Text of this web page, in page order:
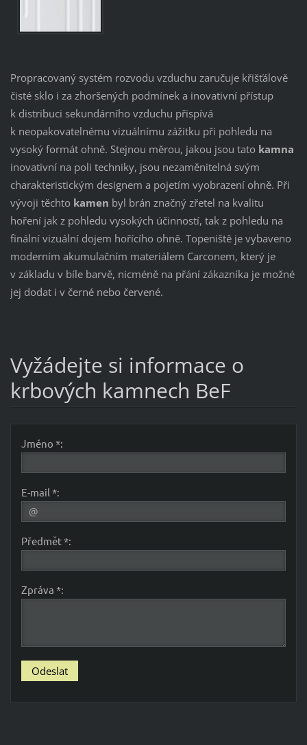
Propracovaný systém rozvodu vzduchu zaručuje křišťálově
čisté sklo i za zhoršených podmínek a inovativní přístup
k distribuci sekundárního vzduchu přispívá
k neopakovatelnému vizuálnímu zážitku při pohledu na
vysoký formát ohně. Stejnou měrou, jakou jsou tato kamna
inovativní na poli techniky, jsou nezaměnitelná svým
charakteristickým designem a pojetím vyobrazení ohně. Při
vývoji těchto kamen byl brán značný zřetel na kvalitu
hoření jak z pohledu vysokých účinností, tak z pohledu na
finální vizuální dojem hořícího ohně. Topeniště je vybaveno
moderním akumulačním materiálem Carconem, který je
v základu v bíle barvě, nicméně na přání zákazníka je možné
jej dodat i v černé nebo červené.
Vyžádejte si informace o
krbových kamnech BeF
Jméno *:
E-mail *:
Předmět *:
Zpráva *: